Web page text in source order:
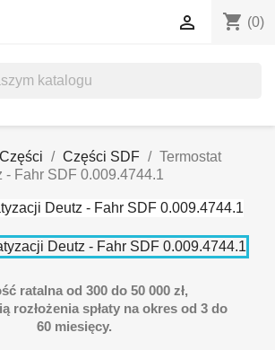
shopping_cart (0)

Części Części SDF
Termostat
- Fahr SDF 0.009.4744.1
ratalna od 300 do 50 000 zł,
rozłożenia spłaty na okres od 3 do
60 miesięcy.